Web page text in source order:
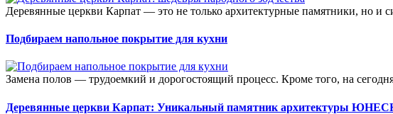
Деревянные церкви Карпат — это не только архитектурные памятники, но и
Подбираем напольное покрытие для кухни
Замена полов — трудоемкий и дорогостоящий процесс. Кроме того, на
Деревянные церкви Карпат: Уникальный памятник архитектуры